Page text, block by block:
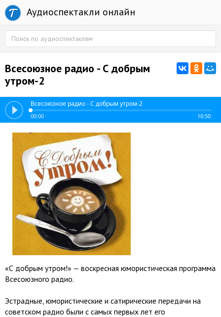
Аудиоспектакли онлайн
Всесоюзное радио - С добрым
утром-2
Всесоюзное радио - С добрым утром-2
00:00 10:50
«С добрым утром!» — воскресная юмористическая программа
Всесоюзного радио.
Эстрадные, юмористические и сатирические передачи на
советском радио были с самых первых лет его